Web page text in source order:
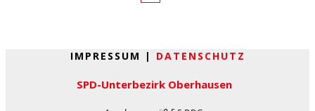
IMPRESSUM | DATENSCHUTZ
SPD-Unterbezirk Oberhausen